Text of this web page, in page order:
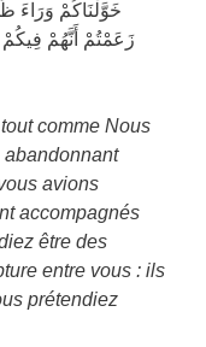
خَوَّلْنَاكُمْ وَرَاءَ
زَعَمْتُمْ أَنَّهُمْ
comme Nous
abandonnant
avions
accompagnés
être des
entre vous : ils
prétendiez